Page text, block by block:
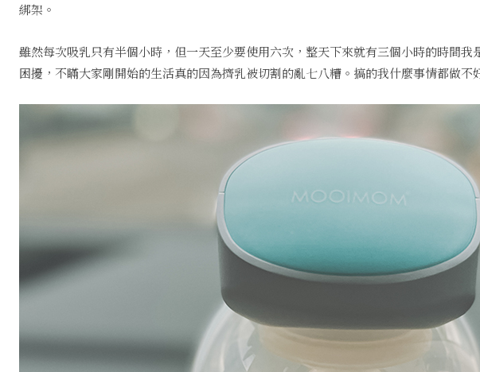
綁架。
雖然每次吸乳只有半個小時，但一天至少要使用六次，整天下來就有三個小時的時間
困擾，不瞞大家剛開始的生活真的因為擠乳被切割的亂七八糟。搞的我什麼事情都做不